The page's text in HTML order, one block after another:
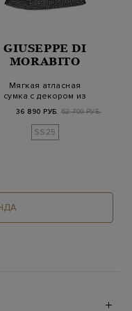
GIUSEPPE DI
MORABITO
Мягкая атласная
сумка с декором из
36 890 РУБ. 52 700 РУБ.
SS25